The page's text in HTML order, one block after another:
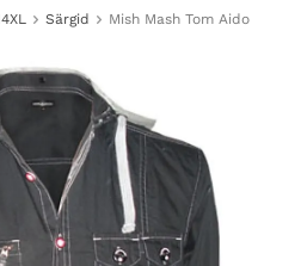
Särgid Mish Mash Tom Aido